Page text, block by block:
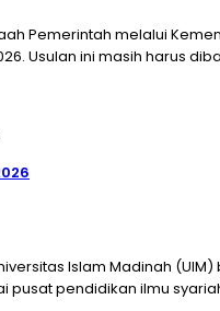
Pemerintah melalui
Usulan ini masih harus
Islam Madinah
pusat pendidikan ilmu